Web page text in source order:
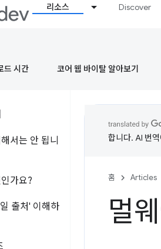
리소스 Discover
드 시간 코어 웹 바이탈 알아보기
서는 안 됩니
가요?
출처' 이해하
합니다. AI 번
홈 Articles
멀